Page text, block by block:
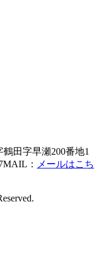
田字早瀬200番地1
MAIL：
メールはこち